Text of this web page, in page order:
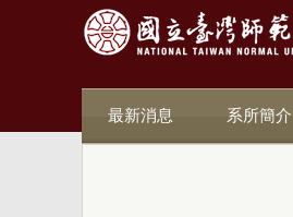
最新消息 系所簡介